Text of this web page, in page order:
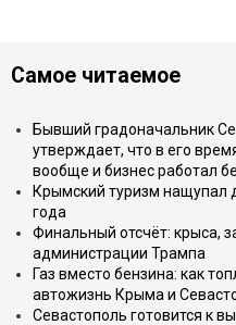
Самое читаемое
Бывший градоначальник
утверждает, что в его
вообще и бизнес работал
Крымский туризм нащупал
года
Финальный отсчёт: крыса,
администрации Трампа
Газ вместо бензина: как
автожизнь Крыма и
Севастополь готовится к